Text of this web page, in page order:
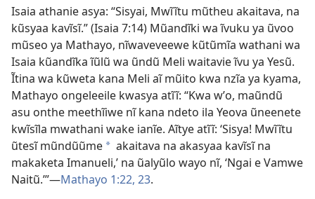
Isaia athanie asya: “Sisyai, Mwĩĩtu mũtheu akaitava, na
kũsyaa kavĩsĩ.” (Isaia 7:14) Mũandĩki wa ĩvuku ya ũvoo
mũseo ya Mathayo, nĩwaveveewe kũtũmĩa wathani wa
Isaia kũandĩka ĩũlũ wa ũndũ Meli waitavie ĩvu ya Yesũ.
Ĩtina wa kũweta kana Meli aĩ mũito kwa nzĩa ya kyama,
Mathayo ongeleeile kwasya atĩĩ: “Kwa wʼo, maũndũ
asu onthe meethĩiwe nĩ kana ndeto ila Yeova ũneenete
kwĩsĩla mwathani wake ianĩe. Aĩtye atĩĩ: ‘Sisya! Mwĩĩtu
ũtesĩ mũndũũme a akaitava na akasyaa kavĩsĩ na
makaketa Imanueli,’ na ũalyũlo wayo nĩ, ‘Ngai e Vamwe
Naitũ.’”​—Mathayo 1:22, 23.